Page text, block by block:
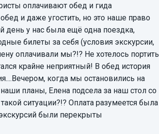
оплачивают обед и гида
и даже угостить, но это наше право
день у нас была ещё одна поездка,
билеты за себя (условия экскурсии,
оплачивали мы?!? Не хотелось портить
крайне неприятный! В обед история
когда мы остановились на
планы, Елена подсела за наш стол со
ситуации?!? Оплата разумеется была
были перекрыты